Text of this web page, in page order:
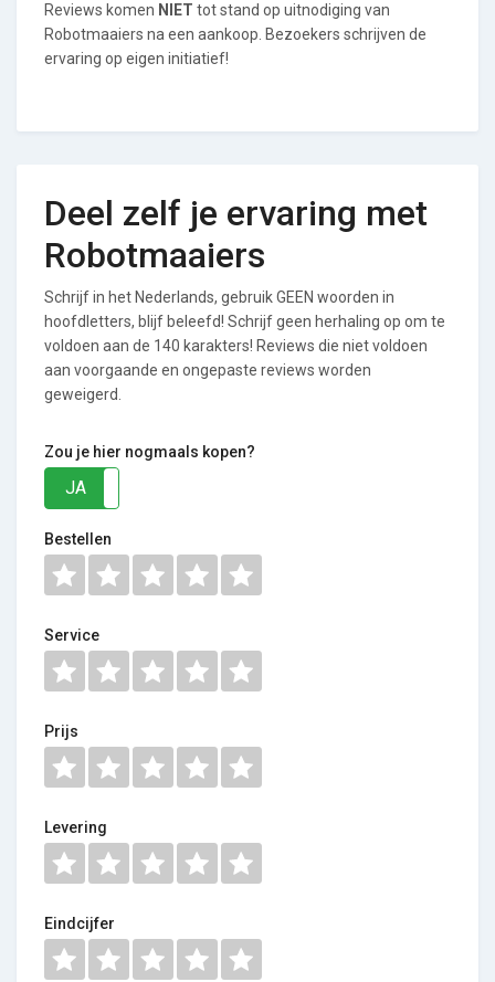
Reviews komen NIET tot stand op uitnodiging van
Robotmaaiers na een aankoop. Bezoekers schrijven de
ervaring op eigen initiatief!
Deel zelf je ervaring met
Robotmaaiers
Schrijf in het Nederlands, gebruik GEEN woorden in
hoofdletters, blijf beleefd! Schrijf geen herhaling op om te
voldoen aan de 140 karakters! Reviews die niet voldoen
aan voorgaande en ongepaste reviews worden
geweigerd.
Zou je hier nogmaals kopen?
JA
Bestellen
Service
Prijs
Levering
Eindcijfer